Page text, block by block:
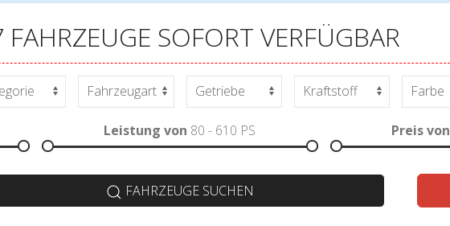
SOFORT VERFÜGBAR
Leistung von 80 - 610 PS Preis von
FAHRZEUGE SUCHEN